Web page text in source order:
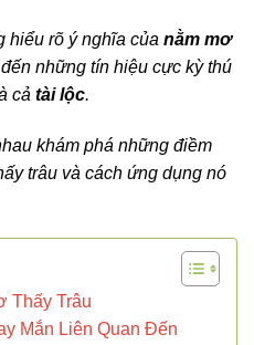
hiểu rõ ý nghĩa của nằm mơ
những tín hiệu cực kỳ thú
cả tài lộc.
khám phá những điềm
trâu và cách ứng dụng nó
Thấy Trâu
Mắn Liên Quan Đến